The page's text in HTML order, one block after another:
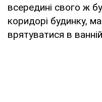
всередині свого ж
коридорі будинку,
врятуватися в